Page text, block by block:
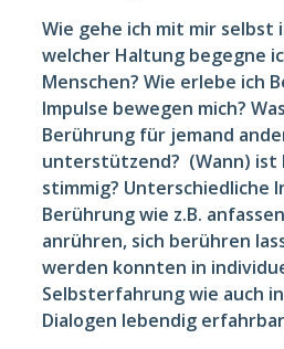
Wie gehe ich mit mir selbst
welcher Haltung begegne
Menschen? Wie erlebe ich
Impulse bewegen mich?
Berührung für jemand
unterstützend? (Wann) ist
stimmig? Unterschiedliche
Berührung wie z.B.
anrühren, sich berühren
werden konnten in
Selbsterfahrung wie auch
Dialogen lebendig